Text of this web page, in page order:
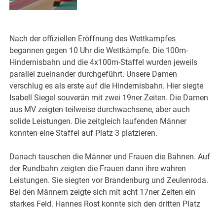
Nach der offiziellen Eröffnung des Wettkampfes
begannen gegen 10 Uhr die Wettkämpfe. Die 100m-
Hindernisbahn und die 4x100m-Staffel wurden jeweils
parallel zueinander durchgeführt. Unsere Damen
verschlug es als erste auf die Hindernisbahn. Hier siegte
Isabell Siegel souverän mit zwei 19ner Zeiten. Die Damen
aus MV zeigten teilweise durchwachsene, aber auch
solide Leistungen. Die zeitgleich laufenden Männer
konnten eine Staffel auf Platz 3 platzieren.
Danach tauschen die Männer und Frauen die Bahnen. Auf
der Rundbahn zeigten die Frauen dann ihre wahren
Leistungen. Sie siegten vor Brandenburg und Zeulenroda.
Bei den Männern zeigte sich mit acht 17ner Zeiten ein
starkes Feld. Hannes Rost konnte sich den dritten Platz